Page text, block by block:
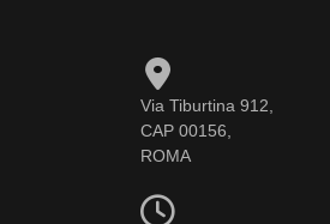
Via Tiburtina 912,
CAP 00156,
ROMA